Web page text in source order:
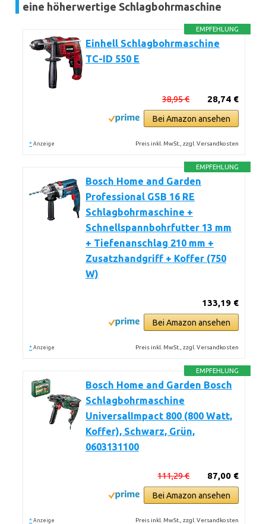
eine höherwertige Schlagbohrmaschine
EMPFEHLUNG
Einhell Schlagbohrmaschine
TC-ID 550 E
28,74 €
38,95 €
Bei Amazon ansehen
* Anzeige Preis inkl. MwSt., zzgl. Versandkosten
EMPFEHLUNG
Bosch Home and Garden
Professional GSB 16 RE
Schlagbohrmaschine +
Schnellspannbohrfutter 13 mm
+ Tiefenanschlag 210 mm +
Zusatzhandgriff + Koffer (750
W)
133,19 €
Bei Amazon ansehen
* Anzeige Preis inkl. MwSt., zzgl. Versandkosten
EMPFEHLUNG
Bosch Home and Garden Bosch
Schlagbohrmaschine
UniversalImpact 800 (800 Watt,
Koffer), Schwarz, Grün,
0603131100
87,00 €
111,29 €
Bei Amazon ansehen
* Anzeige Preis inkl. MwSt., zzgl. Versandkosten